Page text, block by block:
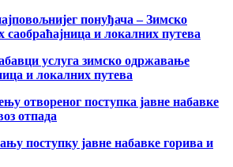
понуђача – Зимско
и локалних путева
услуга зимско одржавање
и локалних путева
отвореног поступка јавне набавке
отпада
поступку јавне набавке горива и